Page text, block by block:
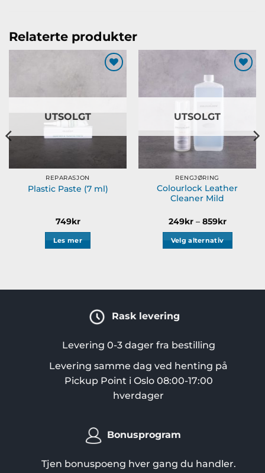
på
Relaterte produkter
UTSOLGT
REPARASJON
Plastic Paste (7 ml)
749kr
Les mer
ønskeliste
UTSOLGT
RENGJØRING
Colourlock Leather
Cleaner Mild
249kr – 859kr
Velg alternativ
flere
velges
produktsiden
Rask levering
Levering 0-3 dager fra bestilling
Levering samme dag ved henting på
Pickup Point i Oslo 08:00-17:00
hverdager
Bonusprogram
Tjen bonuspoeng hver gang du handler.